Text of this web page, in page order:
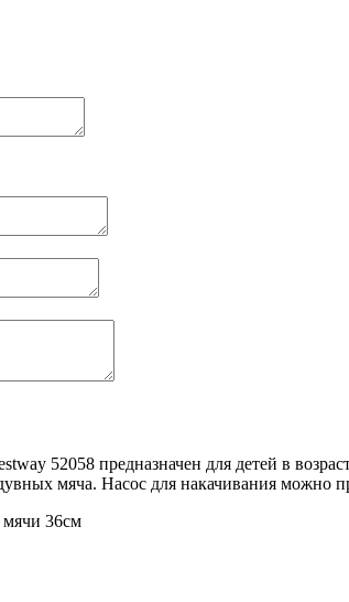
52058 предназначен для детей в
мяча. Насос для накачивания можно
мячи 36см